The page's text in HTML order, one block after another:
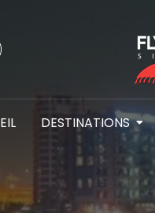
DESTINATIONS